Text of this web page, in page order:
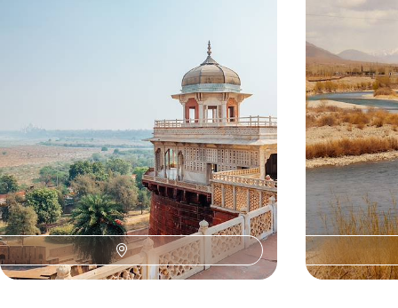
Avant Leh et
campements
10 jours, de 5800